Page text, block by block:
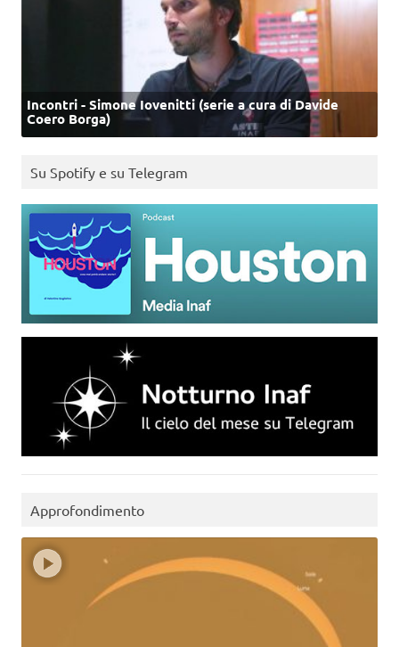
Incontri - Simone Iovenitti (serie a cura di Davide
Coero Borga)
Su Spotify e su Telegram
Approfondimento